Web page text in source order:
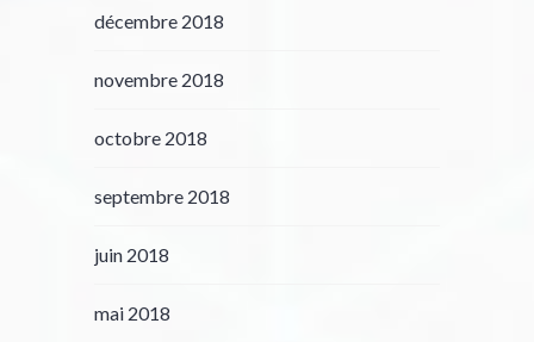
décembre 2018
novembre 2018
octobre 2018
septembre 2018
juin 2018
mai 2018